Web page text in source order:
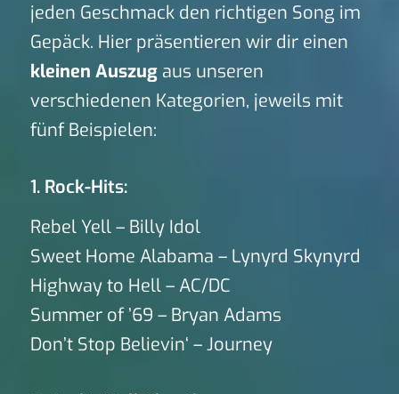
jeden Geschmack den richtigen Song im
Gepäck. Hier präsentieren wir dir einen
kleinen Auszugaus unseren
verschiedenen Kategorien, jeweils mit
fünf Beispielen:
1. Rock-Hits:
Rebel Yell – Billy Idol
Sweet Home Alabama – Lynyrd Skynyrd
Highway to Hell – AC/DC
Summer of ’69 – Bryan Adams
Don’t Stop Believin‘ – Journey